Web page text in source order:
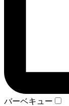
バーベキュー